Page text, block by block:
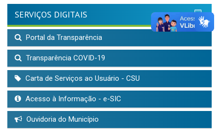
SERVIÇOS DIGITAIS
Portal da Transparência
Transparência COVID-19
Carta de Serviços ao Usuário - CSU
Acesso à Informação - e-SIC
Ouvidoria do Município